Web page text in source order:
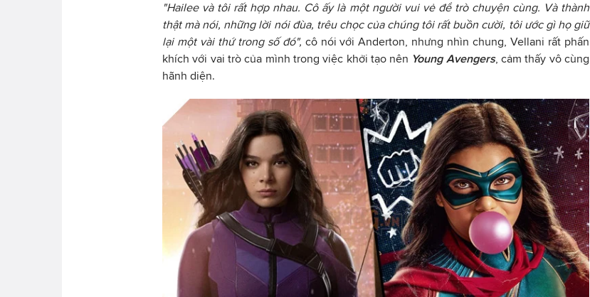
"Hailee và tôi rất hợp nhau. Cô ấy là một người vui vẻ để trò chuyện cùng. Và thành
thật mà nói, những lời nói đùa, trêu chọc của chúng tôi rất buồn cười, tôi ước gì họ giữ
lại một vài thứ trong số đó", cô nói với Anderton, nhưng nhìn chung, Vellani rất phấn
khích với vai trò của mình trong việc khởi tạo nên Young Avengers, cảm thấy vô cùng
hãnh diện.